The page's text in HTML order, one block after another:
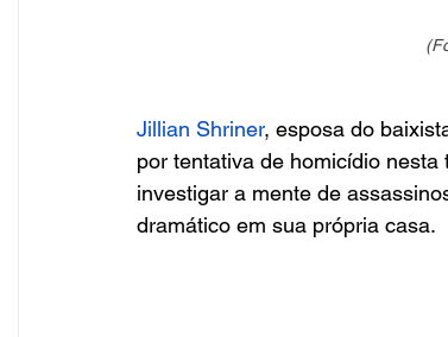
Jillian Shriner, esposa do
por tentativa de homicídio
investigar a mente de
dramático em sua própria casa.